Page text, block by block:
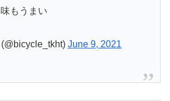
もうまい
June 9, 2021